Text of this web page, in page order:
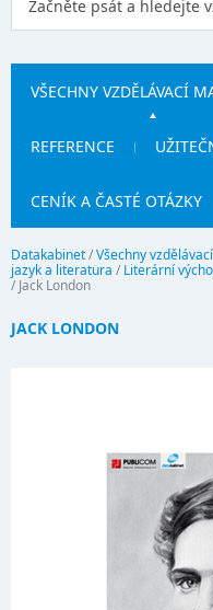
VŠECHNY VZDĚLÁVACÍ
REFERENCE
CENÍK A ČASTÉ OTÁZKY
Datakabinet/Všechny
jazyk a literatura / Literární
/ Jack London
JACK LONDON